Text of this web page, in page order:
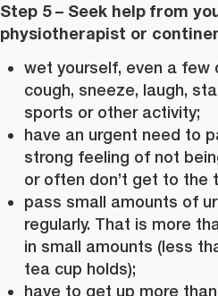
Step 5 – Seek help from
physiotherapist or
wet yourself, even a few
cough, sneeze, laugh,
sports or other activity;
have an urgent need to
strong feeling of not
or often don’t get to the
pass small amounts of
regularly. That is more
in small amounts (less
tea cup holds);
have to get up more